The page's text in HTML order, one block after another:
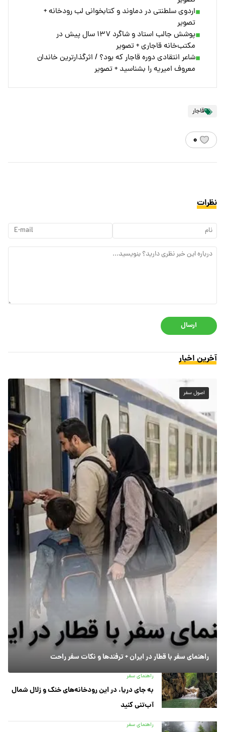
اردوی سلطنتی در دماوند و کتابخوانی لب رودخانه +
تصویر
پوشش جالب استاد و شاگرد ۱۳۷ سال پیش در
مکتب‌خانه‌ قاجاری + تصویر
شاعر انتقادی دوره قاجار که بود؟ / اثرگذارترین خاندان
معروف امیریه را بشناسید + تصویر
قاجار
۰
نظرات
ارسال
آخرین اخبار
اصول سفر
راهنمای سفر با قطار در ایران + ترفندها و نکات سفر راحت
راهنمای سفر
به جای دریا، در این رودخانه‌های خنک و زلال شمال
آب‌تنی کنید
راهنمای سفر